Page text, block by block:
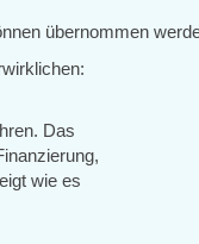
übernommen
Das
wie es